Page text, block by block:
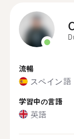
流暢
スペイン語
学習中の言語
英語